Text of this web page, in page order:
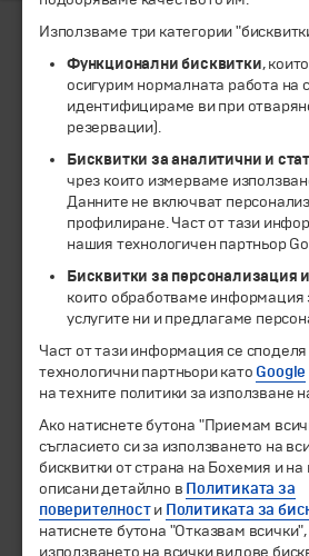
ЧЛЕН НА
© 1994-2026 Бохемия ООД.
Екскурзии и почивки
Направления
Календар
Всички програми от А до Я
Промоции
Горещи оферти
Потвърдени дати
Използваме три категории
Функционални бисквитки,
осигурим нормалната работа на
идентифицираме ви при
резервации).
Бисквитки за аналитични и
чрез които измерваме
Данните не включват
профилиране. Част от тази
нашия технологичен партньор
Бисквитки за персонализация
които обработваме информация
услугите ни и предлагаме
Част от тази информация се
технологични партньори като Google
на техните политики за използване
Ако натиснете бутона "Приемам
съгласието си за използването на
бисквитки от страна на Бохемия и на
описани детайлно в Политиката за
поверителности Политиката за
натиснете бутона "Отказвам
използването на всички видове